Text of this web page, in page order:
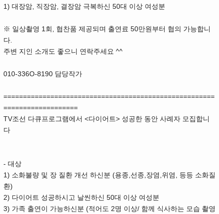
1) 대장암, 직장암, 결장암 극복하신 50대 이상 여성분
※ 일상촬영 1회, 협찬품 제공되며 출연료 50만원부터 협의 가능합니
다.
주변 지인 소개도 좋으니 연락주세요 ^^
010-336O-8190 담당작가
======================================================
===================
TV조선 다큐프로그램에서 <다이어트> 성공한 동안 사례자 모집합니
다
- 대상
1) 소화불량 및 장 질환 개선 하신분 (용종,선종,장염,위염, 등등 소화질
환)
2) 다이어트 성공하시고 날씬하신 50대 이상 여성분
3) 가족 출연이 가능하신분 (적어도 2명 이상/ 함께 식사하는 모습 촬영